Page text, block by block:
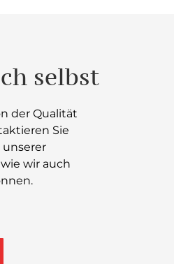
selbst
der Qualität
Sie
wir auch